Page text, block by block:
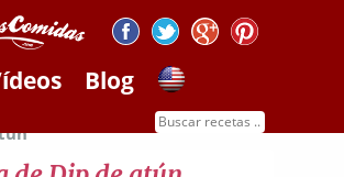
Blog
Receta de